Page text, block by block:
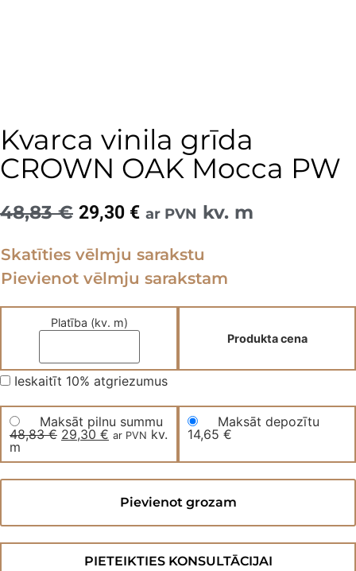
Kvarca vinila grīda
CROWN OAK Mocca PW
48,83€ Original
was:
48,83 €.
29,30 € Current
is:
ar PVN kv. m
Skatīties vēlmju sarakstu
Pievienot vēlmju sarakstam
Platība (kv. m)
Produkta cena
Ieskaitīt 10% atgriezumus
Maksāt pilnu summu
48,83€ Original
price
was:
29,30 € Current
is:
ar PVN kv.
m
Maksāt depozītu
14,65 €
Kvarca
CROWN
Mocca
Pievienot grozam
PIETEIKTIES KONSULTĀCIJAI